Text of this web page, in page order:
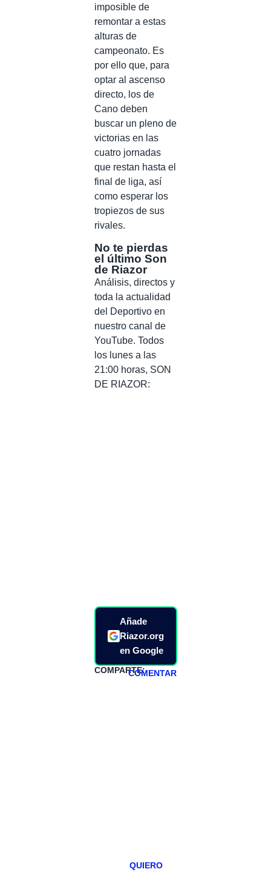
imposible de
remontar a estas
alturas de
campeonato. Es
por ello que, para
optar al ascenso
directo, los de
Cano deben
buscar un pleno de
victorias en las
cuatro jornadas
que restan hasta el
final de liga, así
como esperar los
tropiezos de sus
rivales.
No te pierdas
el último Son
de Riazor
Análisis, directos y
toda la actualidad
del Deportivo en
nuestro canal de
YouTube. Todos
los lunes a las
21:00 horas, SON
DE RIAZOR:
Añade
Riazor.org
en Google
COMPARTE:COMENTAR
QUIERO